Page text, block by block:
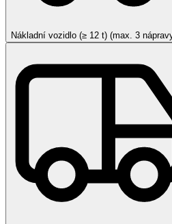
Nákladní vozidlo (≥ 12 t) (max. 3